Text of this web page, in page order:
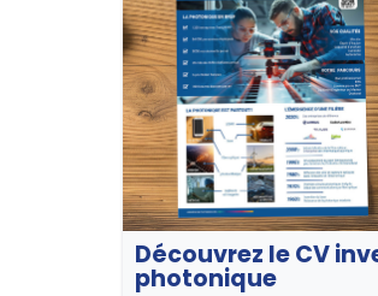
Découvrez le CV
photonique